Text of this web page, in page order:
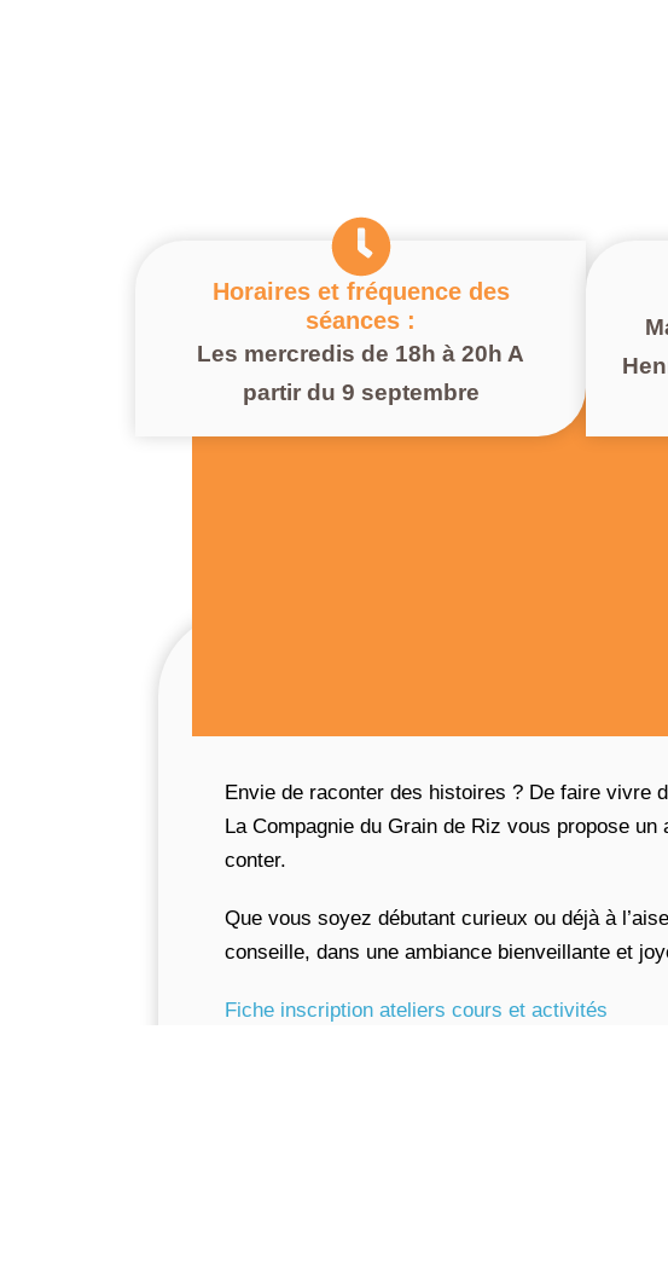
Horaires et fréquence des
séances :
Les mercredis de 18h à 20h A
partir du 9 septembre
Envie de raconter des histoires ? De faire vivre
La Compagnie du Grain de Riz vous propose
conter.
Que vous soyez débutant curieux ou déjà à
conseille, dans une ambiance bienveillante et
Fiche inscription ateliers cours et activités